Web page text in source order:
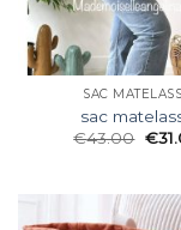
SAC
sac
€43.00 €